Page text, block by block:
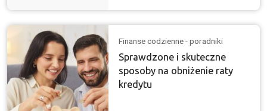
Finanse codzienne - poradniki
Sprawdzone i skuteczne
sposoby na obniżenie raty
kredytu